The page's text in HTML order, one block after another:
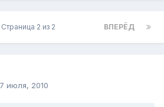
ВПЕРЁД
Страница 2 из 2
7 июля, 2010